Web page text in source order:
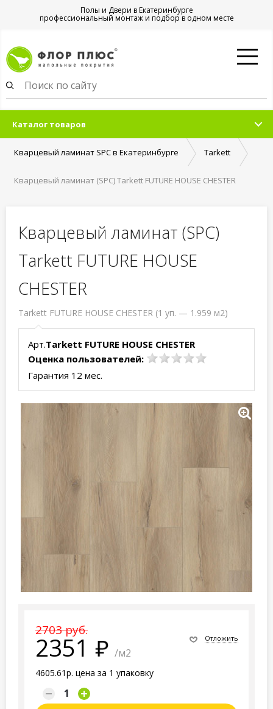
Полы и Двери в Екатеринбурге
профессиональный монтаж и подбор в одном месте
Каталог товаров
Кварцевый ламинат SPC в Екатеринбурге Tarkett
Кварцевый ламинат (SPC) Tarkett FUTURE HOUSE CHESTER
Кварцевый ламинат (SPC)
Tarkett FUTURE HOUSE
CHESTER
Tarkett FUTURE HOUSE CHESTER (1 уп. — 1.959 м2)
Арт.Tarkett FUTURE HOUSE CHESTER
Оценка пользователей:
Гарантия 12 мес.
2703 руб.
2351 /м2
4605.61р. цена за 1 упаковку
Отложить